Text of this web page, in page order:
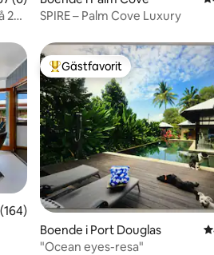
25
SPIRE – Palm Cove Luxury
5 i genomsnittligt betyg, 164
Populär gästfavorit
Gästfavorit
Boende i Port Douglas
"Ocean eyes-resa"